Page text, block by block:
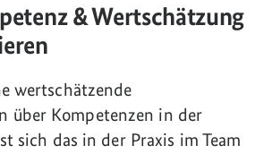
& Wertschätzung
wertschätzende
über Kompetenzen in der
sich das in der Praxis im Team